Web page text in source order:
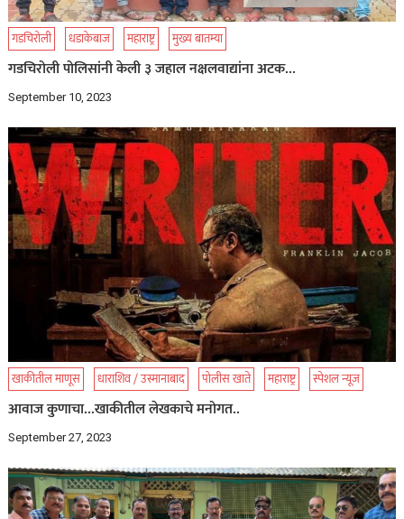
गडचिरोली धडाकेबाज महाराष्ट्र मुख्य बातम्या
गडचिरोली पोलिसांनी केली ३ जहाल नक्षलवाद्यांना अटक…
September 10, 2023
खाकीतील माणूस धाराशिव / उस्मानाबाद पोलीस खाते महाराष्ट्र स्पेशल न्यूज
आवाज कुणाचा…खाकीतील लेखकाचे मनोगत..
September 27, 2023